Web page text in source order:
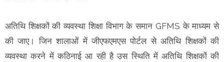
अतिथि शिक्षकों की व्यवस्था शिक्षा विभाग के समान GFMS के माध्यम से
की जाए। जिन शालाओं में जीएफएमएस पोर्टल से अतिथि शिक्षकों की
व्यवस्था करने में कठिनाई आ रही है उस स्थिति में अतिथि शिक्षकों की